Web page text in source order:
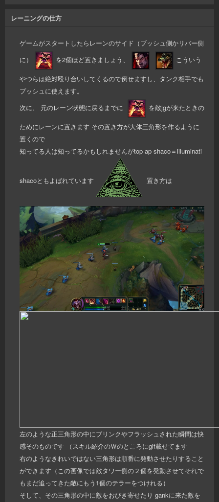
レーニングの仕方
ゲームがスタートしたらレーンのサイド（ブッシュ側かリバー側
に）
を2個ほど置きましょう、 こういう
やつらは絶対殴り合いしてくるので倒せますし、タンク相手でも
プッシュに使えます。
次に、 元のレーン状態に戻るまでに
を敵jgが来たときの
ためにレーンに置きます その置き方が大体三角形を作るように
置くので
知ってる人は知ってるかもしれませんがtop ap shaco＝illuminati
shacoともよばれています 置き方は
左のような正三角形の中にブリンクやフラッシュされた瞬間は快
感そのものです （スキル紹介のＷのところにgif載せてます
右のようなきれいではない三角形は順番に発動させたりすること
ができます（この画像では敵タワー側の２個を発動させてそれで
もまだ追ってきた敵にもう1個のテラーをつけれる）
そして、その三角形の中に敵をおびき寄せたり gankに来た敵を